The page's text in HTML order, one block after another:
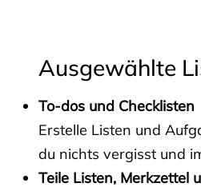
Ausgewählte
To-dos und Checklisten
Erstelle Listen und
du nichts vergisst und
Teile Listen, Merkzettel